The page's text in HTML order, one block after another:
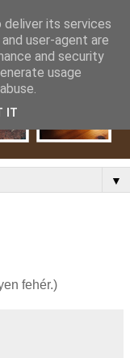
▼
fehér.)
its services
user-agent are
and security
usage
IT